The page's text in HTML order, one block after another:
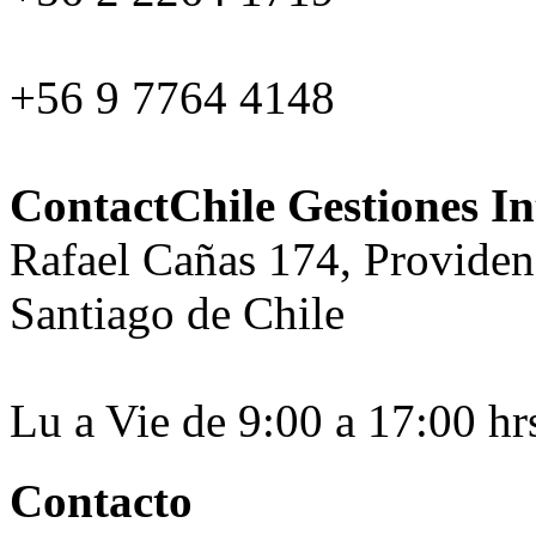
+56 9 7764 4148
ContactChile Gestiones
Rafael Cañas 174,
Santiago de Chile
Lu a Vie de 9:00 a 17:00
Contacto